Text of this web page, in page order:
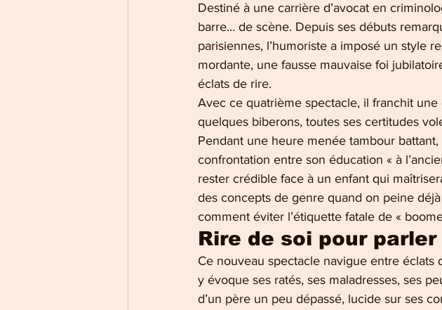
Destiné à une carrière d’avocat en
barre… de scène. Depuis ses débuts
parisiennes, l’humoriste a imposé un style
mordante, une fausse mauvaise foi
éclats de rire.
Avec ce quatrième spectacle, il franchit
quelques biberons, toutes ses certitudes
Pendant une heure menée tambour
confrontation entre son éducation « à
rester crédible face à un enfant qui
des concepts de genre quand on peine
comment éviter l’étiquette fatale de «
Rire de soi pour
Ce nouveau spectacle navigue entre
y évoque ses ratés, ses maladresses, ses
d’un père un peu dépassé, lucide sur ses